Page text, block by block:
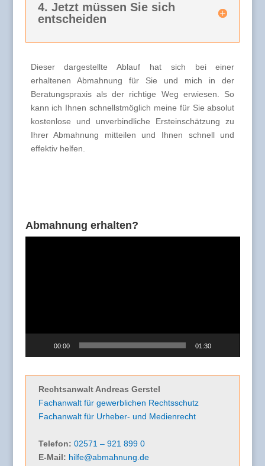
4. Jetzt müssen Sie sich
entscheiden
Dieser dargestellte Ablauf hat sich bei einer
erhaltenen Abmahnung für Sie und mich in der
Beratungspraxis als der richtige Weg erwiesen. So
kann ich Ihnen schnellstmöglich meine für Sie absolut
kostenlose und unverbindliche Ersteinschätzung zu
Ihrer Abmahnung mitteilen und Ihnen schnell und
effektiv helfen.
Abmahnung erhalten?
00:00 01:30
Rechtsanwalt Andreas Gerstel
Fachanwalt für gewerblichen Rechtsschutz
Fachanwalt für Urheber- und Medienrecht
Telefon: 02571 – 921 899 0
E-Mail: hilfe@abmahnung.de